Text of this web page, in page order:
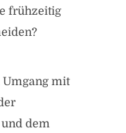
frühzeitig
mit
dem